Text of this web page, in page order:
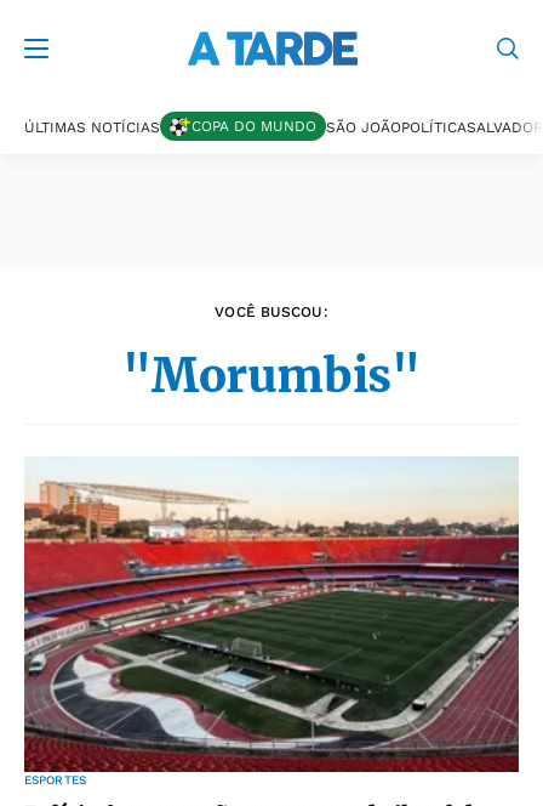
ÚLTIMAS NOTÍCIAS COPA DO MUNDO SÃO JOÃOPOLÍTICASALVADOR
VOCÊ BUSCOU:
"Morumbis"
ESPORTES